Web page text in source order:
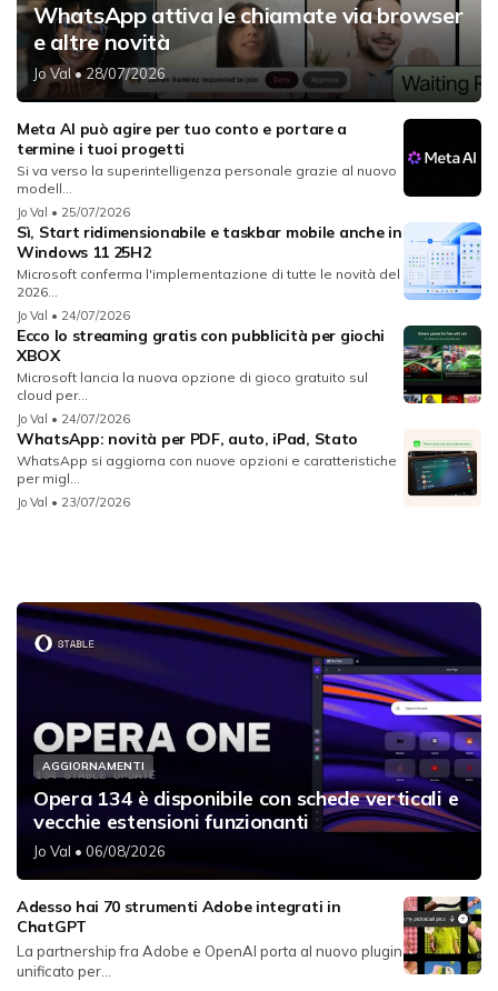
WhatsApp attiva le chiamate via browser
e altre novità
Jo Val• 28/07/2026
Meta AI può agire per tuo conto e portare a
termine i tuoi progetti
Si va verso la superintelligenza personale grazie al nuovo
modell...
Jo Val • 25/07/2026
Sì, Start ridimensionabile e taskbar mobile anche in
Windows 11 25H2
Microsoft conferma l'implementazione di tutte le novità del
2026...
Jo Val • 24/07/2026
Ecco lo streaming gratis con pubblicità per giochi
XBOX
Microsoft lancia la nuova opzione di gioco gratuito sul
cloud per...
Jo Val • 24/07/2026
WhatsApp: novità per PDF, auto, iPad, Stato
WhatsApp si aggiorna con nuove opzioni e caratteristiche
per migl...
Jo Val • 23/07/2026
AGGIORNAMENTI
Opera 134 è disponibile con schede verticali e
vecchie estensioni funzionanti
Jo Val • 06/08/2026
Adesso hai 70 strumenti Adobe integrati in
ChatGPT
La partnership fra Adobe e OpenAI porta al nuovo plugin
unificato per...